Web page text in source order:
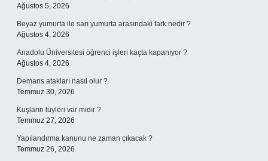
Ağustos 5, 2026
Beyaz yumurta ile sarı yumurta arasındaki fark nedir ?
Ağustos 4, 2026
Anadolu Üniversitesi öğrenci işleri kaçta kapanıyor ?
Ağustos 4, 2026
Demans atakları nasıl olur ?
Temmuz 30, 2026
Kuşların tüyleri var mıdır ?
Temmuz 27, 2026
Yapılandırma kanunu ne zaman çıkacak ?
Temmuz 26, 2026